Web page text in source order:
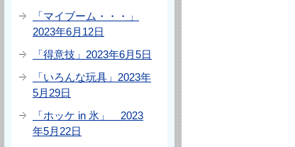
「マイブーム・・・」
2023年6月12日
「得意技」2023年6月5日
「いろんな玩具」2023年
5月29日
「ホッケ in 氷」 2023
年5月22日